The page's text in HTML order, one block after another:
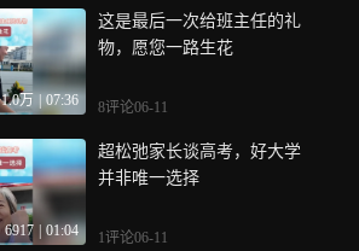
1.0万 07:36
这是最后一次给班主任的礼
物，愿您一路生花
8评论06-11
6917 01:04
超松弛家长谈高考，好大学
并非唯一选择
1评论06-11